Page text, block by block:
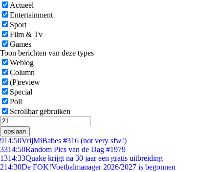
Actueel
Entertainment
Sport
Film & Tv
Games
Toon berichten van deze types
Weblog
Column
(P)review
Special
Poll
Scrollbar gebruiken
opslaan
914:50VrijMiBabes #316 (not very sfw!)
3314:50Random Pics van de Dag #1979
1314:33Quake krijgt na 30 jaar een gratis uitbreiding
214:30De FOK!Voetbalmanager 2026/2027 is begonnen